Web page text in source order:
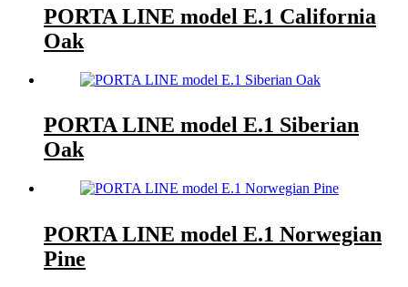
PORTA LINE model E.1 California
Oak
PORTA LINE model E.1 Siberian
Oak
PORTA LINE model E.1 Norwegian
Pine